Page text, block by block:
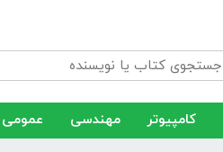
کامپیوتر مهندسی عمومی